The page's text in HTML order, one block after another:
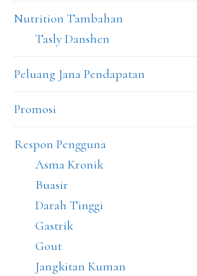
Nutrition Tambahan
Tasly Danshen
Peluang Jana Pendapatan
Promosi
Respon Pengguna
Asma Kronik
Buasir
Darah Tinggi
Gastrik
Gout
Jangkitan Kuman